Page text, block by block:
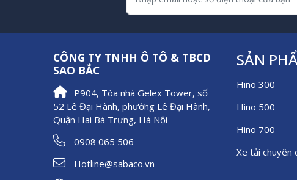
CÔNG TY TNHH Ô TÔ & TBCD
SAO BẮC
P904, Tòa nhà Gelex Tower, số
52 Lê Đại Hành, phường Lê Đại Hành,
Quận Hai Bà Trưng, Hà Nội
0908 065 506
Hotline@sabaco.vn
SẢN
Hino 300
Hino 500
Hino 700
Xe tải chuyên